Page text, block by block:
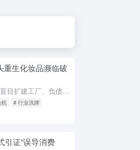
重生化妆品濒临破
广州重生化妆品实业有限公司因盲目扩建工厂、负债数千万元，被法院第18次下达限制消费令，累计涉案金额超870万元，已连续三次被列为失信被执行人，实质资不抵债。这家曾拥有三大智能工厂和48条生产线、为韩后...
机 # 行业洗牌
引证”误导消费